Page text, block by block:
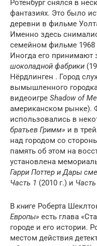
Ротенбург снялся в
фантазиях. Это было
деревни в фильме
Именно здесь
семейном фильме 1968
Иногда его принимают
шоколадной фабрики
Нёрдлинген . Город
вымышленного
видеоигре Shadow of
американском рынке).
использовались в
братьев Гримм» и в
над городом со
память об этом на
установлена
Гарри Поттер и Дары
Часть 1 (2010 г.) и
В книге Роберта
Европы» есть глава
городе и его истории.
местом действия